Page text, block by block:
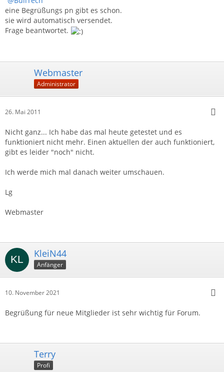
eine Begrüßungs pn gibt es schon.
sie wird automatisch versendet.
Frage beantwortet.
Webmaster
Administrator
26. Mai 2011
Nicht ganz... Ich habe das mal heute getestet und es
funktioniert nicht mehr. Einen aktuellen der auch funktioniert,
gibt es leider "noch" nicht.
Ich werde mich mal danach weiter umschauen.
Lg
Webmaster
KleiN44
Anfänger
10. November 2021
Begrüßung für neue Mitglieder ist sehr wichtig für Forum.
Terry
Profi